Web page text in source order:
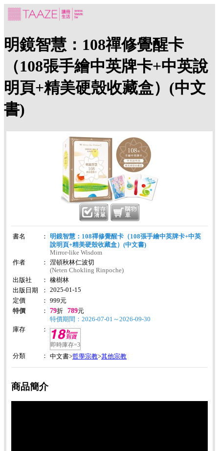
明鏡智慧：108禪修覺醒卡
（108張手繪中英牌卡+中英說
明頁+精美硬殼收藏盒）(中文
書)
書名 ：
明鏡智慧：108禪修覺醒卡（108張手繪中英牌卡+中英
說明頁+精美硬殼收藏盒）(中文書)
Mirror-like Wisdom
作者
：
涅頓秋林仁波切
(Neten Chokling Rinpoche)
出版社
：
橡樹林
出版日期
：
2025-01-15
定價
： 999元
特價
： 79折 789元
特價期間：2026-07-01～2026-09-30
庫存
：
即時庫存=3
分類
： 中文書>哲學宗教>其他宗教
商品簡介